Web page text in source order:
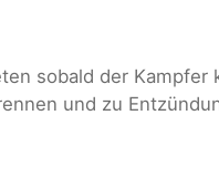
sobald der Kampfer
und zu